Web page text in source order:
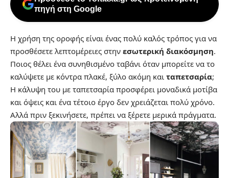
πηγή στη Google
Η χρήση της οροφής είναι ένας πολύ καλός τρόπος για να
προσθέσετε λεπτομέρειες στην εσωτερική διακόσμηση.
Ποιος θέλει ένα συνηθισμένο ταβάνι όταν μπορείτε να το
καλύψετε με κόντρα πλακέ, ξύλο ακόμη και ταπετσαρία;
Η κάλυψη του με ταπετσαρία προσφέρει μοναδικά μοτίβα
και όψεις και ένα τέτοιο έργο δεν χρειάζεται πολύ χρόνο.
Αλλά πριν ξεκινήσετε, πρέπει να ξέρετε μερικά πράγματα.